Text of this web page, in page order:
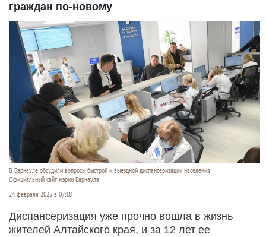
граждан по-новому
В Барнауле обсудили вопросы быстрой и выездной диспансеризации населения
Официальный сайт мэрии Барнаула
24 февраля 2025 в 07:18
Диспансеризация уже прочно вошла в жизнь
жителей Алтайского края, и за 12 лет ее